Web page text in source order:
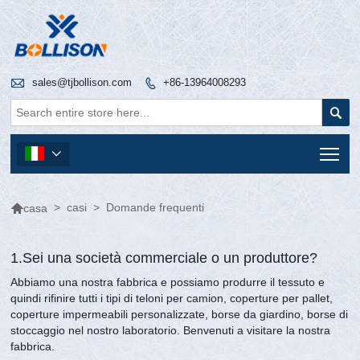
 sales@tjbollison.com  +86-13964008293


casa > casi > Domande frequenti
1.Sei una società commerciale o un produttore?
Abbiamo una nostra fabbrica e possiamo produrre il tessuto e
quindi rifinire tutti i tipi di teloni per camion, coperture per pallet,
coperture impermeabili personalizzate, borse da giardino, borse di
stoccaggio nel nostro laboratorio. Benvenuti a visitare la nostra
fabbrica.